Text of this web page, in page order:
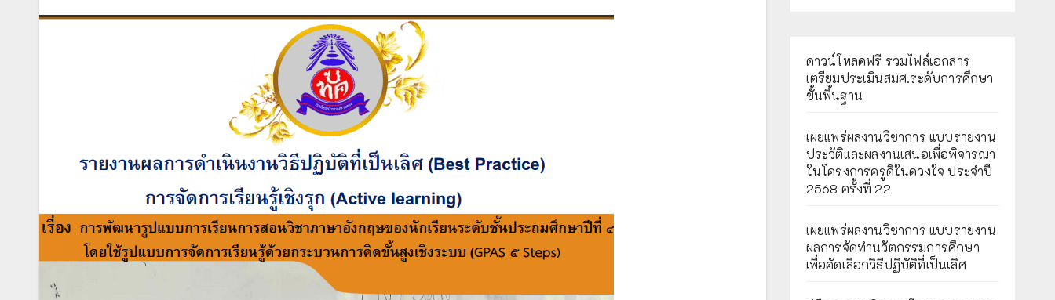
ดาวน์โหลดฟรี รวมไฟล์เอกสาร
เตรียมประเมินสมศ.ระดับการศึกษา
ขั้นพื้นฐาน
เผยแพร่ผลงานวิชาการ แบบรายงาน
ประวัติและผลงานเสนอเพื่อพิจารณา
ในโครงการครูดีในดวงใจ ประจำปี
2568 ครั้งที่ 22
เผยแพร่ผลงานวิชาการ แบบรายงาน
ผลการจัดทำนวัตกรรมการศึกษา
เพื่อคัดเลือกวิธีปฏิบัติที่เป็นเลิศ